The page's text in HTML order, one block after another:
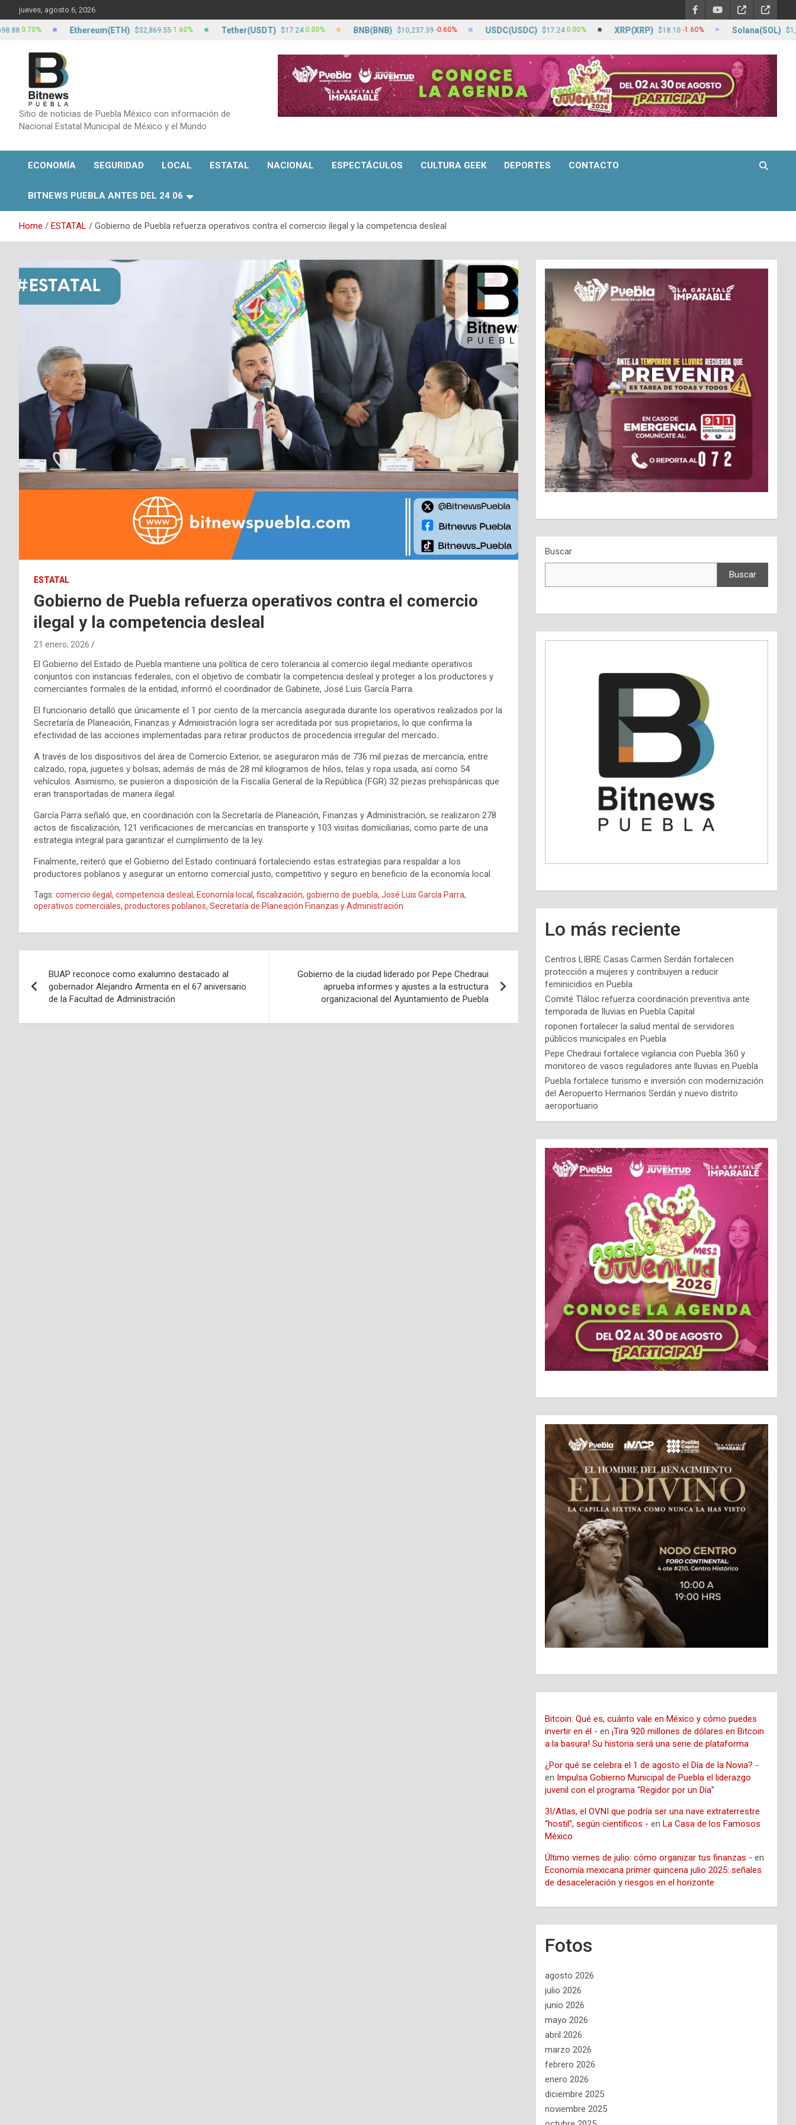
to
content
jueves, agosto 6, 2026
Sitio de noticias de Puebla México con información de
Nacional Estatal Municipal de México y el Mundo
ECONOMÍA SEGURIDAD LOCAL ESTATAL NACIONAL ESPECTÁCULOS CULTURA GEEK DEPORTES CONTACTO
BITNEWS PUEBLA ANTES DEL 24 06
Home ESTATAL Gobierno de Puebla refuerza operativos contra el comercio ilegal y la competencia desleal
ESTATAL
Gobierno de Puebla refuerza operativos contra el comercio
ilegal y la competencia desleal
21 enero, 2026
El Gobierno del Estado de Puebla mantiene una política de cero tolerancia al comercio ilegal mediante operativos
conjuntos con instancias federales, con el objetivo de combatir la competencia desleal y proteger a los productores y
comerciantes formales de la entidad, informó el coordinador de Gabinete, José Luis García Parra.
El funcionario detalló que únicamente el 1 por ciento de la mercancía asegurada durante los operativos realizados por la
Secretaría de Planeación, Finanzas y Administración logra ser acreditada por sus propietarios, lo que confirma la
efectividad de las acciones implementadas para retirar productos de procedencia irregular del mercado.
A través de los dispositivos del área de Comercio Exterior, se aseguraron más de 736 mil piezas de mercancía, entre
calzado, ropa, juguetes y bolsas; además de más de 28 mil kilogramos de hilos, telas y ropa usada, así como 54
vehículos. Asimismo, se pusieron a disposición de la Fiscalía General de la República (FGR) 32 piezas prehispánicas que
eran transportadas de manera ilegal.
García Parra señaló que, en coordinación con la Secretaría de Planeación, Finanzas y Administración, se realizaron 278
actos de fiscalización, 121 verificaciones de mercancías en transporte y 103 visitas domiciliarias, como parte de una
estrategia integral para garantizar el cumplimiento de la ley.
Finalmente, reiteró que el Gobierno del Estado continuará fortaleciendo estas estrategias para respaldar a los
productores poblanos y asegurar un entorno comercial justo, competitivo y seguro en beneficio de la economía local.
Tags: comercio ilegal, competencia desleal, Economía local, fiscalización, gobierno de puebla, José Luis García Parra,
operativos comerciales, productores poblanos, Secretaría de Planeación Finanzas y Administración
de
BUAP reconoce como exalumno destacado al
gobernador Alejandro Armenta en el 67 aniversario
de la Facultad de Administración
Gobierno de la ciudad liderado por Pepe Chedraui
aprueba informes y ajustes a la estructura
organizacional del Ayuntamiento de Puebla
Buscar
Buscar
Lo más reciente
Centros LIBRE Casas Carmen Serdán fortalecen
protección a mujeres y contribuyen a reducir
feminicidios en Puebla
Comité Tláloc refuerza coordinación preventiva ante
temporada de lluvias en Puebla Capital
roponen fortalecer la salud mental de servidores
públicos municipales en Puebla
Pepe Chedraui fortalece vigilancia con Puebla 360 y
monitoreo de vasos reguladores ante lluvias en Puebla
Puebla fortalece turismo e inversión con modernización
del Aeropuerto Hermanos Serdán y nuevo distrito
aeroportuario
Bitcoin: Qué es, cuánto vale en México y cómo puedes
invertir en él - en¡Tira 920 millones de dólares en Bitcoin
a la basura! Su historia será una serie de plataforma
¿Por qué se celebra el 1 de agosto el Día de la Novia? -
en Impulsa Gobierno Municipal de Puebla el liderazgo
juvenil con el programa “Regidor por un Día”
3I/Atlas, el OVNI que podría ser una nave extraterrestre
“hostil”, según científicos - enLa Casa de los Famosos
México
Último viernes de julio: cómo organizar tus finanzas - en
Economía mexicana primer quincena julio 2025: señales
de desaceleración y riesgos en el horizonte
Fotos
agosto 2026
julio 2026
junio 2026
mayo 2026
abril 2026
marzo 2026
febrero 2026
enero 2026
diciembre 2025
noviembre 2025
Ethereum(ETH) $32,869.55 1.60% Tether(USDT) $17.24 0.00% BNB(BNB) $10,237.39 -0.60% USDC(USDC) $17.24 0.00% XRP(XRP) $18.10 -1.60% Solana(SOL) $1,266.41